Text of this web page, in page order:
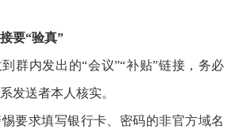
要“验真”
到群内发出的“会议”“补贴”链接，务必
发送者本人核实。
要求填写银行卡、密码的非官方域名